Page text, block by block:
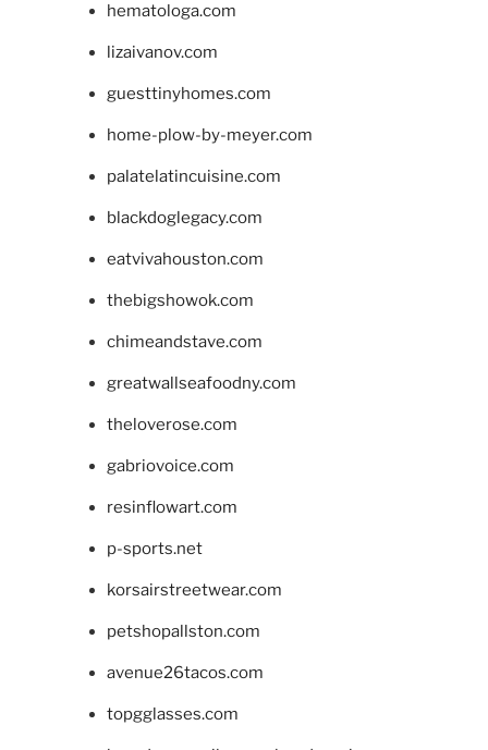
hematologa.com
lizaivanov.com
guesttinyhomes.com
home-plow-by-meyer.com
palatelatincuisine.com
blackdoglegacy.com
eatvivahouston.com
thebigshowok.com
chimeandstave.com
greatwallseafoodny.com
theloverose.com
gabriovoice.com
resinflowart.com
p-sports.net
korsairstreetwear.com
petshopallston.com
avenue26tacos.com
topgglasses.com